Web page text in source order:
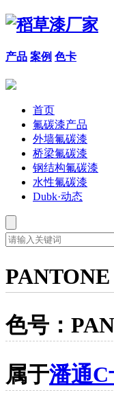
产品 案例 色卡
首页
氟碳漆产品
外墙氟碳漆
桥梁氟碳漆
钢结构氟碳漆
水性氟碳漆
Dubk·动态
色号：
属于潘通C